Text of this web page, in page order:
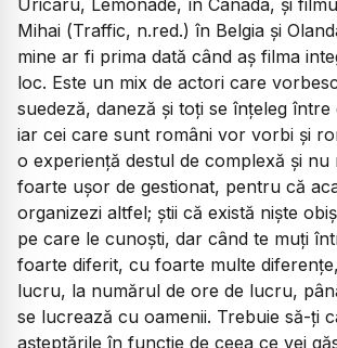
Uricaru, Lemonade, în Canada, și
Mihai (Traffic, n.red.) în Belgia și
mine ar fi prima dată când aș filma
loc. Este un mix de actori care
suedeză, daneză și toți se înțeleg între
iar cei care sunt români vor vorbi și
o experiență destul de complexă și nu
foarte ușor de gestionat, pentru că
organizezi altfel; știi că există niște
pe care le cunoști, dar când te muți
foarte diferit, cu foarte multe
lucru, la numărul de ore de lucru,
se lucrează cu oamenii. Trebuie să-ți
așteptările în funcție de ceea ce vei